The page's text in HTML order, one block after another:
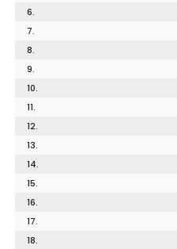
6.
7.
8.
9.
10.
11.
12.
13.
14.
15.
16.
17.
18.